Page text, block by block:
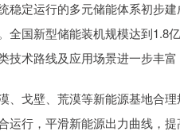
稳定运行的多元储能体系初步
全国新型储能装机规模达到1.8
技术路线及应用场景进一步丰
戈壁、荒漠等新能源基地合理
运行，平滑新能源出力曲线，